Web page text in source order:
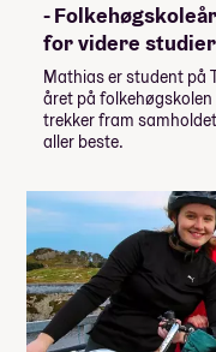
-
for videre studier
Mathias er student på
året på
trekker fram
aller beste.